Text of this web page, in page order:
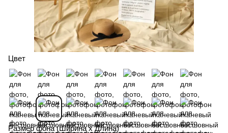
Цвет
Размер фона (Ширина х Длина)